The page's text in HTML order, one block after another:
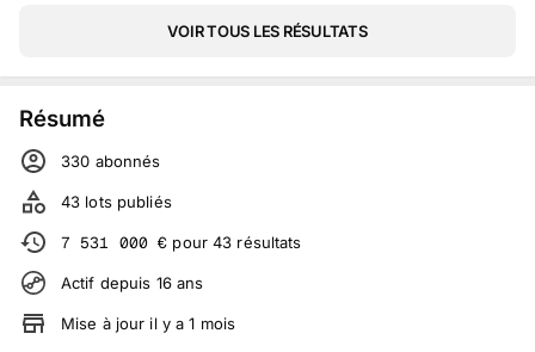
VOIR TOUS LES RÉSULTATS
Résumé
330 abonnés
43 lots publiés
7 531 000 € pour43 résultats
Actif depuis 16 ans
Mise à jour il y a1 mois